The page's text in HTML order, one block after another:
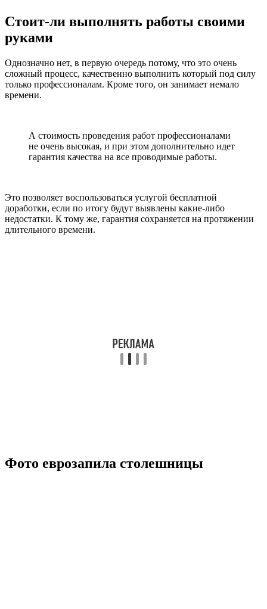
Стоит-ли выполнять работы своими
руками
Однозначно нет, в первую очередь потому, что это очень
сложный процесс, качественно выполнить который под силу
только профессионалам. Кроме того, он занимает немало
времени.
А стоимость проведения работ профессионалами
не очень высокая, и при этом дополнительно идет
гарантия качества на все проводимые работы.
Это позволяет воспользоваться услугой бесплатной
доработки, если по итогу будут выявлены какие-либо
недостатки. К тому же, гарантия сохраняется на протяжении
длительного времени.
Фото еврозапила столешницы